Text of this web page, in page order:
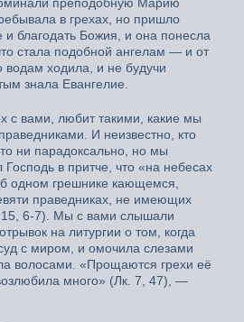
в грехах, но пришло
благодать Божия, и она понесла
стала подобной ангелам — и от
водам ходила, и не будучи
знала Евангелие.
с вами, любит такими, какие мы
И неизвестно, кто
ни парадоксально, но мы
в притче, что «на небесах
одном грешнике кающемся,
праведниках, не имеющих
15, 6-7). Мы с вами слышали
на литургии о том, когда
с миром, и омочила слезами
волосами. «Прощаются грехи её
много» (Лк. 7, 47), —